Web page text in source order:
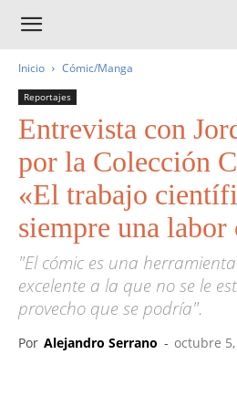
Inicio Cómic/Manga
Reportajes
Entrevista con
por la Colección
«El trabajo
siempre una
"El cómic es una
excelente a la que no se le
provecho que se podría".
Por Alejandro Serrano - octubre